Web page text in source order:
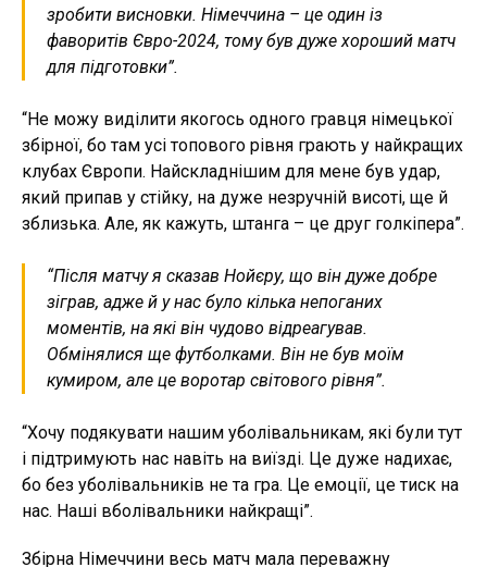
зробити висновки. Німеччина – це один із
фаворитів Євро-2024, тому був дуже хороший матч
для підготовки”.
“Не можу виділити якогось одного гравця німецької
збірної, бо там усі топового рівня грають у найкращих
клубах Європи. Найскладнішим для мене був удар,
який припав у стійку, на дуже незручній висоті, ще й
зблизька. Але, як кажуть, штанга – це друг голкіпера”.
“Після матчу я сказав Нойєру, що він дуже добре
зіграв, адже й у нас було кілька непоганих
моментів, на які він чудово відреагував.
Обмінялися ще футболками. Він не був моїм
кумиром, але це воротар світового рівня”.
“Хочу подякувати нашим уболівальникам, які були тут
і підтримують нас навіть на виїзді. Це дуже надихає,
бо без уболівальників не та гра. Це емоції, це тиск на
нас. Наші вболівальники найкращі”.
Збірна Німеччини весь матч мала переважну